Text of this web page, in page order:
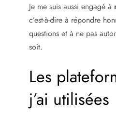
Je me suis aussi engagé à
c’est-à-dire à répondre
questions et à ne pas
soit.
Les
j’ai utilisées